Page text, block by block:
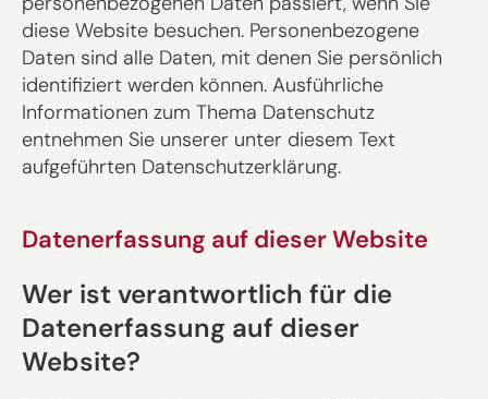
diese Website besuchen. Personenbezogene
Daten sind alle Daten, mit denen Sie persönlich
identifiziert werden können. Ausführliche
Informationen zum Thema Datenschutz
entnehmen Sie unserer unter diesem Text
aufgeführten Datenschutzerklärung.
Datenerfassung auf dieser Website
Wer ist verantwortlich für die
Datenerfassung auf dieser
Website?